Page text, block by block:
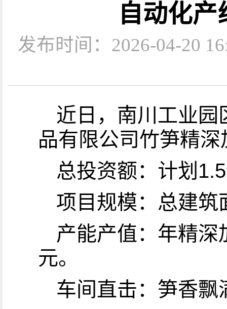
自动化
发布时间：2026-04-20
近日，南川工业
品有限公司竹笋精
总投资额：计划
项目规模：总建筑
产能产值：年精
元。
车间直击：笋香飘